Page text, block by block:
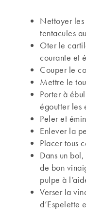
Nettoyer les
tentacules
Oter le
courante et
Couper le
Mettre le
Porter à
égoutter les
Peler et
Enlever la
Placer tous
Dans un
de bon
pulpe à
Verser la
d’Espelette